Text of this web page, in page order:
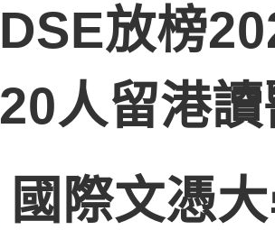
DSE放榜
20人留港
國際文憑